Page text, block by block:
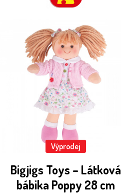
Výprodej
Bigjigs Toys – Látková
bábika Poppy 28 cm